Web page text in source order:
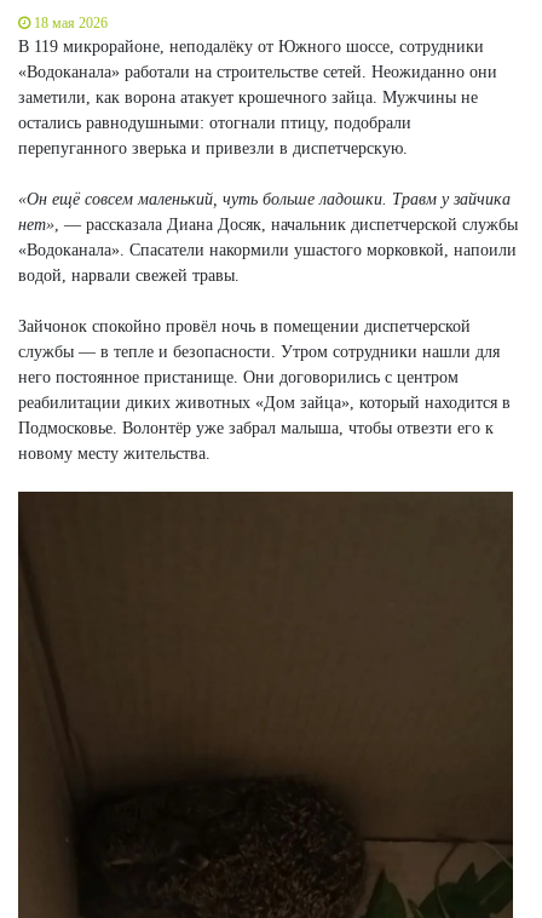
18 мая 2026
В 119 микрорайоне, неподалёку от Южного шоссе, сотрудники
«Водоканала» работали на строительстве сетей. Неожиданно они
заметили, как ворона атакует крошечного зайца. Мужчины не
остались равнодушными: отогнали птицу, подобрали
перепуганного зверька и привезли в диспетчерскую.
«Он ещё совсем маленький, чуть больше ладошки. Травм у зайчика
нет» , — рассказала Диана Досяк, начальник диспетчерской службы
«Водоканала». Спасатели накормили ушастого морковкой, напоили
водой, нарвали свежей травы.
Зайчонок спокойно провёл ночь в помещении диспетчерской
службы — в тепле и безопасности. Утром сотрудники нашли для
него постоянное пристанище. Они договорились с центром
реабилитации диких животных «Дом зайца», который находится в
Подмосковье. Волонтёр уже забрал малыша, чтобы отвезти его к
новому месту жительства.